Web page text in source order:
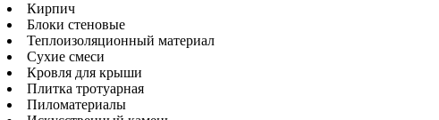
Кирпич
Блоки стеновые
Теплоизоляционный материал
Сухие смеси
Кровля для крыши
Плитка тротуарная
Пиломатериалы